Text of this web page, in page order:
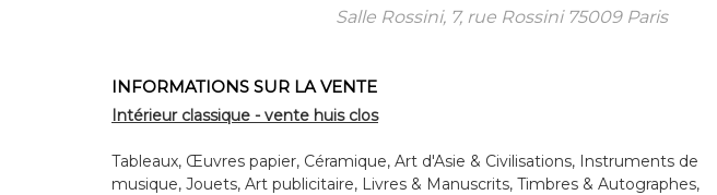
Salle Rossini, 7, rue Rossini 75009 Paris
INFORMATIONS SUR LA VENTE
Intérieur classique - vente huis clos
Tableaux, Œuvres papier, Céramique, Art d'Asie & Civilisations, Instruments de
musique, Jouets, Art publicitaire, Livres & Manuscrits, Timbres & Autographes,